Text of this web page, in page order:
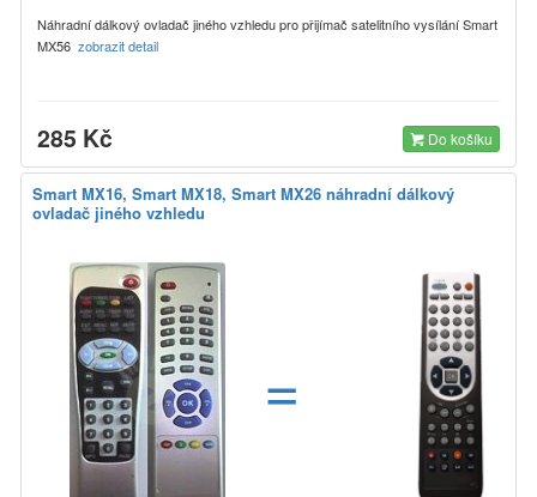
Náhradní dálkový ovladač jiného vzhledu pro přijímač satelitního vysílání Smart
MX56 zobrazit detail
285 Kč Do košíku
Smart MX16, Smart MX18, Smart MX26 náhradní dálkový
ovladač jiného vzhledu
=